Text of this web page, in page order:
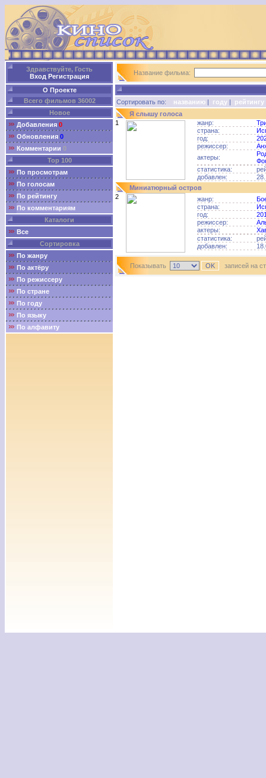
Здравствуйте, Гость
Вход Регистрация
О Проекте
Всего фильмов 36002
Новое
Добавления 0
Обновления 0
Комментарии 0
Top 100
По просмотрам
По голосам
По рейтингу
По комментариям
Каталоги
Все
Сортировка
По жанру
По актёру
По режиссеру
По стране
По году
По языку
По алфавиту
Название фильма:
Сортировать по: названию | году | рейтингу
Я слышу голоса
1
жанр:
страна:
год:
режиссер:
актеры:
статистика:
добавлен:
Миниатюрный остров
2
жанр:
страна:
год:
режиссер:
актеры:
статистика:
добавлен:
Показывать записей на